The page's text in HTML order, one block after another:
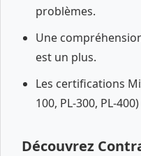
problèmes.
Une
est un plus.
Les certifications
100, PL-300, PL-400)
Découvrez